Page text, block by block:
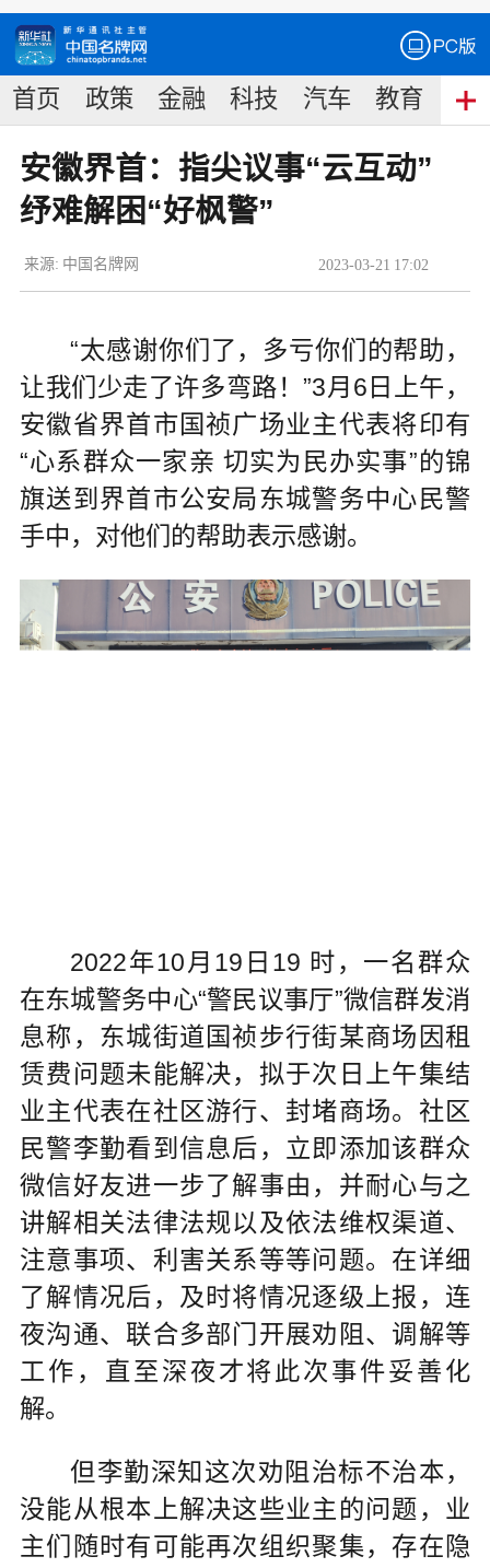
首页 政策 金融 科技 汽车 教育 食
安徽界首：指尖议事“云互动”
纾难解困“好枫警”
2023-03-21 17:02
来源: 中国名牌网
“太感谢你们了，多亏你们的帮助，
让我们少走了许多弯路！”3月6日上午，
安徽省界首市国祯广场业主代表将印有
“心系群众一家亲 切实为民办实事”的锦
旗送到界首市公安局东城警务中心民警
手中，对他们的帮助表示感谢。
2022年10月19日19 时，一名群众
在东城警务中心“警民议事厅”微信群发消
息称，东城街道国祯步行街某商场因租
赁费问题未能解决，拟于次日上午集结
业主代表在社区游行、封堵商场。社区
民警李勤看到信息后，立即添加该群众
微信好友进一步了解事由，并耐心与之
讲解相关法律法规以及依法维权渠道、
注意事项、利害关系等等问题。在详细
了解情况后，及时将情况逐级上报，连
夜沟通、联合多部门开展劝阻、调解等
工作，直至深夜才将此次事件妥善化
解。
但李勤深知这次劝阻治标不治本，
没能从根本上解决这些业主的问题，业
主们随时有可能再次组织聚集，存在隐